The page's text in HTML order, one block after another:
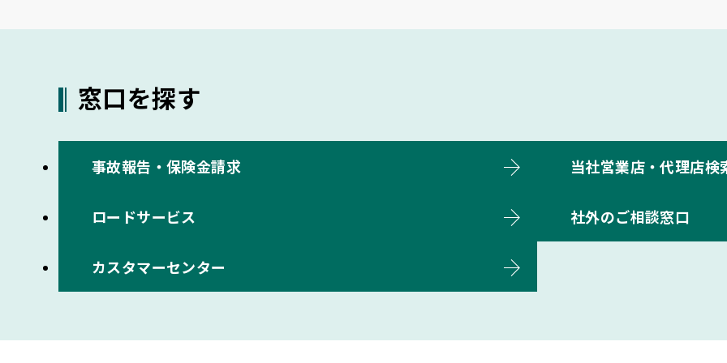
窓口を探す
事故報告・保険金請求 当社営業店・代理店検
ロードサービス 社外のご相談窓口
カスタマーセンター